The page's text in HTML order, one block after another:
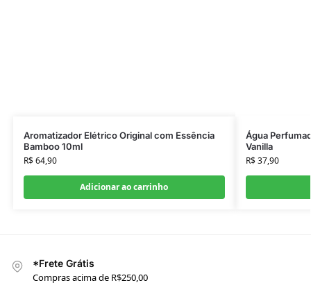
Aromatizador Elétrico Original com Essência
Bamboo 10ml
R$64,90
Adicionar ao carrinho
Água
Vanilla
R$37,90
*Frete Grátis
Compras acima de R$250,00